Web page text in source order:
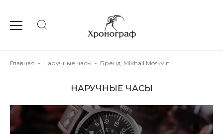
Главная - Наручные часы - Бренд: Mikhail Moskvin
НАРУЧНЫЕ ЧАСЫ